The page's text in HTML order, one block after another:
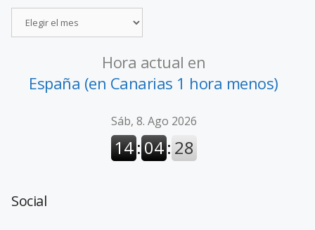
Hora actual en
España (en Canarias 1 hora menos)
Social